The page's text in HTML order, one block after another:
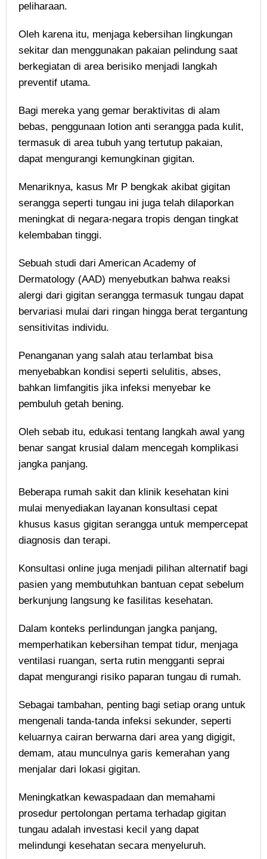
peliharaan.
Oleh karena itu, menjaga kebersihan lingkungan
sekitar dan menggunakan pakaian pelindung saat
berkegiatan di area berisiko menjadi langkah
preventif utama.
Bagi mereka yang gemar beraktivitas di alam
bebas, penggunaan lotion anti serangga pada kulit,
termasuk di area tubuh yang tertutup pakaian,
dapat mengurangi kemungkinan gigitan.
Menariknya, kasus Mr P bengkak akibat gigitan
serangga seperti tungau ini juga telah dilaporkan
meningkat di negara-negara tropis dengan tingkat
kelembaban tinggi.
Sebuah studi dari American Academy of
Dermatology (AAD) menyebutkan bahwa reaksi
alergi dari gigitan serangga termasuk tungau dapat
bervariasi mulai dari ringan hingga berat tergantung
sensitivitas individu.
Penanganan yang salah atau terlambat bisa
menyebabkan kondisi seperti selulitis, abses,
bahkan limfangitis jika infeksi menyebar ke
pembuluh getah bening.
Oleh sebab itu, edukasi tentang langkah awal yang
benar sangat krusial dalam mencegah komplikasi
jangka panjang.
Beberapa rumah sakit dan klinik kesehatan kini
mulai menyediakan layanan konsultasi cepat
khusus kasus gigitan serangga untuk mempercepat
diagnosis dan terapi.
Konsultasi online juga menjadi pilihan alternatif bagi
pasien yang membutuhkan bantuan cepat sebelum
berkunjung langsung ke fasilitas kesehatan.
Dalam konteks perlindungan jangka panjang,
memperhatikan kebersihan tempat tidur, menjaga
ventilasi ruangan, serta rutin mengganti seprai
dapat mengurangi risiko paparan tungau di rumah.
Sebagai tambahan, penting bagi setiap orang untuk
mengenali tanda-tanda infeksi sekunder, seperti
keluarnya cairan berwarna dari area yang digigit,
demam, atau munculnya garis kemerahan yang
menjalar dari lokasi gigitan.
Meningkatkan kewaspadaan dan memahami
prosedur pertolongan pertama terhadap gigitan
tungau adalah investasi kecil yang dapat
melindungi kesehatan secara menyeluruh.